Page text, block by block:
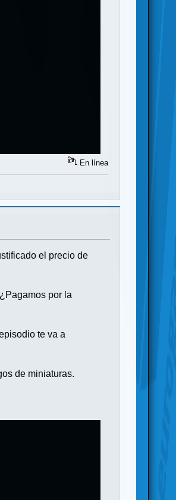
En línea
el precio de
por la
te va a
de miniaturas.